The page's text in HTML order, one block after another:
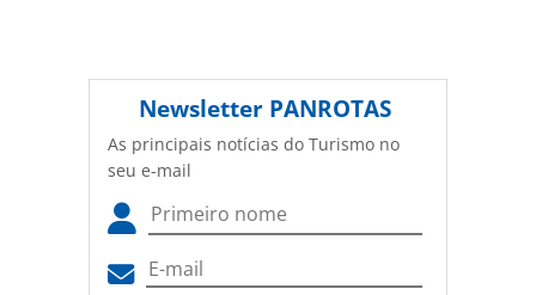
Newsletter PANROTAS
As principais notícias do Turismo no
seu e-mail